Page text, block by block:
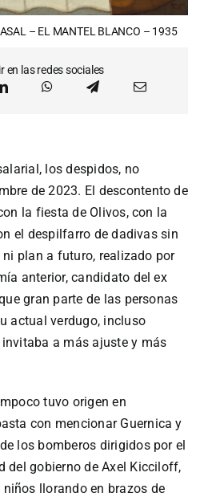
– EL MANTEL BLANCO – 1935
en las redes sociales
los despidos, no
de 2023. El descontento de
la fiesta de Olivos, con la
el despilfarro de dadivas sin
plan a futuro, realizado por
anterior, candidato del ex
gran parte de las personas
actual verdugo, incluso
a más ajuste y más
tuvo origen en
con mencionar Guernica y
los bomberos dirigidos por el
del gobierno de Axel Kicciloff,
llorando en brazos de